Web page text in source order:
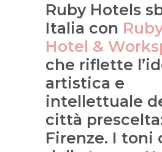
Ruby Hotels
Italia con
Hotel &
che riflette
artistica e
intellettuale
città
Firenze. I toni